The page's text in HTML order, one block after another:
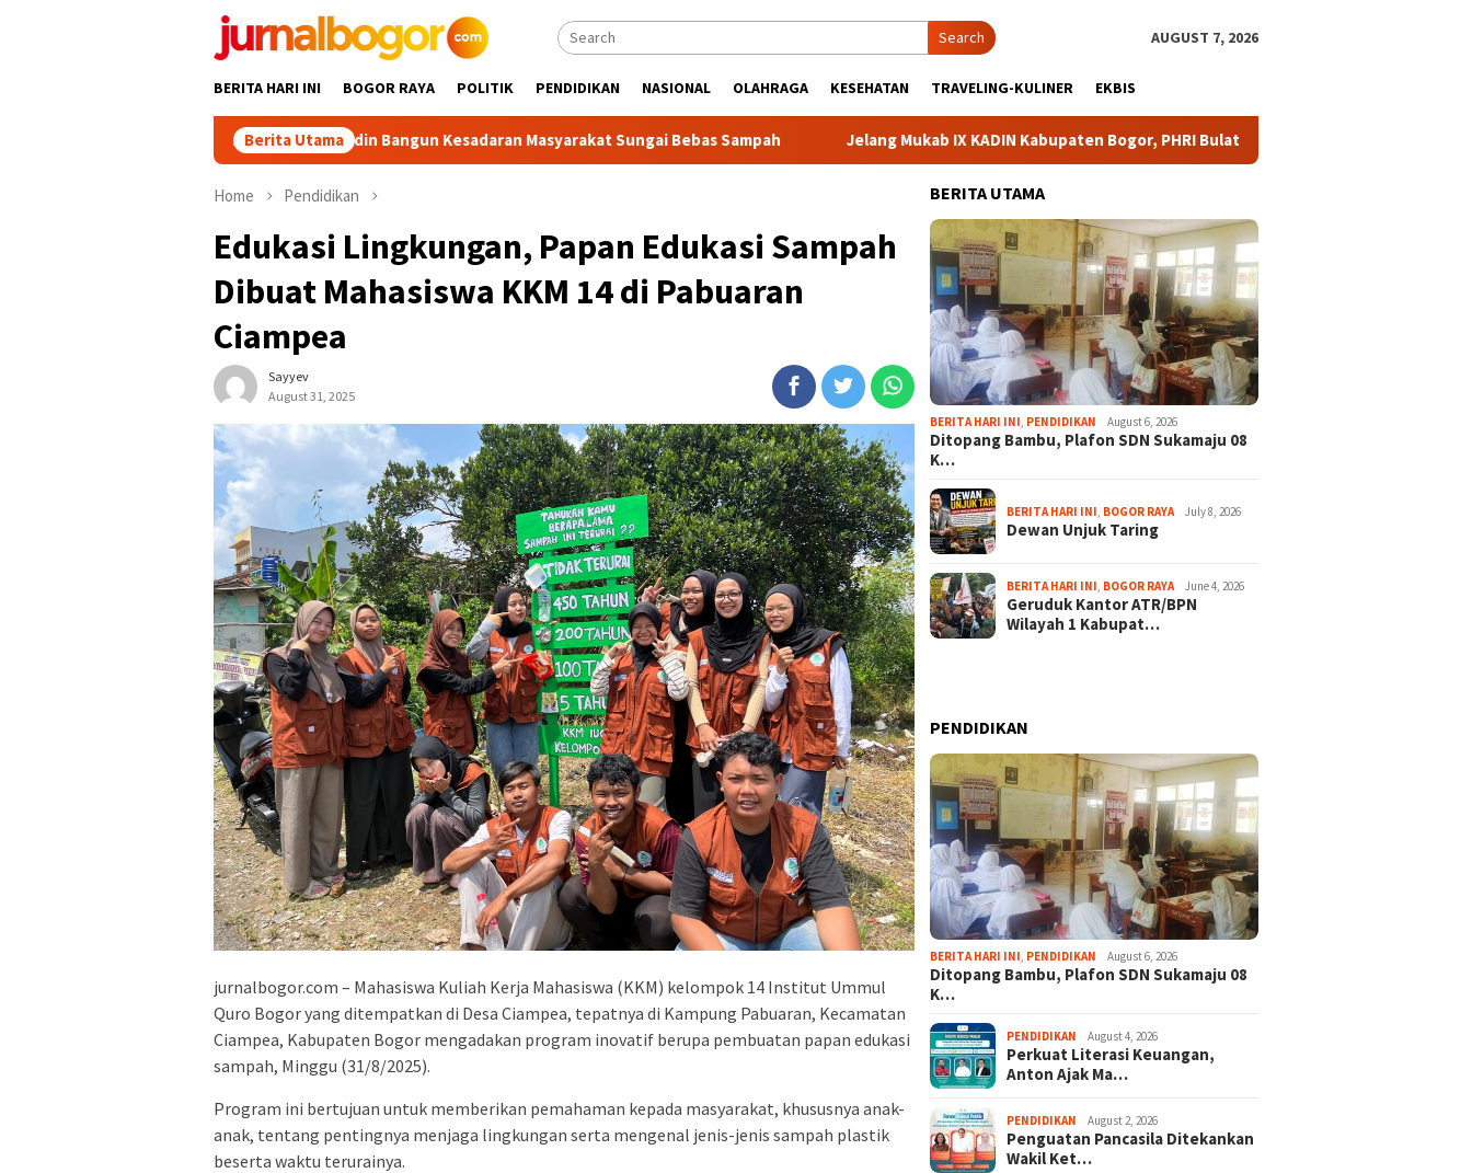
Search AUGUST 7, 2026
BERITA HARI INI BOGOR RAYA POLITIK PENDIDIKAN NASIONAL OLAHRAGA KESEHATAN TRAVELING-KULINER EKBIS
Berita Utama
Ekspedisi Bogor Biru di Pangradin Bangun Kesadaran Masyarakat Sungai Bebas Sampah Jelang Mukab IX KADIN Kabupaten Bogor, PHRI Bulat Dukung Ridwan Rusliadi
Home Pendidikan
Edukasi Lingkungan, Papan Edukasi Sampah
Dibuat Mahasiswa KKM 14 di Pabuaran
Ciampea
Sayyev
August 31, 2025
jurnalbogor.com – Mahasiswa Kuliah Kerja Mahasiswa (KKM) kelompok 14 Institut Ummul
Quro Bogor yang ditempatkan di Desa Ciampea, tepatnya di Kampung Pabuaran, Kecamatan
Ciampea, Kabupaten Bogor mengadakan program inovatif berupa pembuatan papan edukasi
sampah, Minggu (31/8/2025).
Program ini bertujuan untuk memberikan pemahaman kepada masyarakat, khususnya anak-
anak, tentang pentingnya menjaga lingkungan serta mengenal jenis-jenis sampah plastik
beserta waktu terurainya.
BERITA UTAMA
BERITA HARI INI PENDIDIKAN August 6, 2026
Ditopang Bambu, Plafon SDN Sukamaju 08
K…
BERITA HARI INI BOGOR RAYA July 8, 2026
Dewan Unjuk Taring
BERITA HARI INI BOGOR RAYA June 4, 2026
Geruduk Kantor ATR/BPN
Wilayah 1 Kabupat…
PENDIDIKAN
BERITA HARI INI PENDIDIKAN August 6, 2026
Ditopang Bambu, Plafon SDN Sukamaju 08
K…
PENDIDIKAN August 4, 2026
Perkuat Literasi Keuangan,
Anton Ajak Ma…
PENDIDIKAN August 2, 2026
Penguatan Pancasila Ditekankan
Wakil Ket…